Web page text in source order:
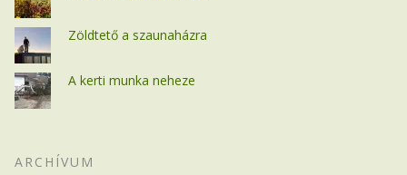
Zöldtető a szaunaházra
A kerti munka neheze
ARCHÍVUM